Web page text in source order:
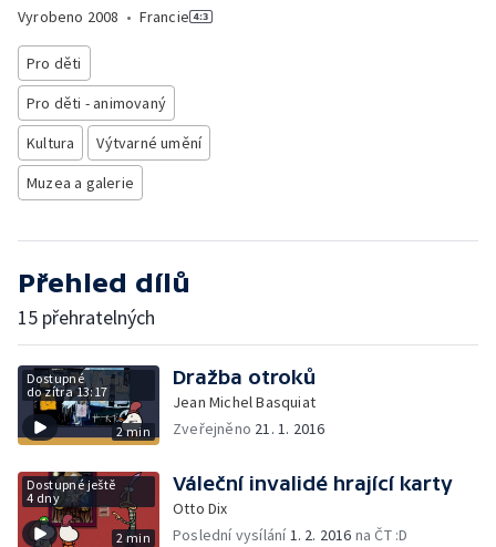
Vyrobeno 2008 • Francie
Pro děti
Pro děti - animovaný
Kultura
Výtvarné umění
Muzea a galerie
Přehled dílů
15 přehratelných
Dostupné
do zítra 13:17
2 min
Dražba otroků
Jean Michel Basquiat
Zveřejněno 21. 1. 2016
Dostupné ještě
4 dny
2 min
Váleční invalidé hrající karty
Otto Dix
Poslední vysílání1. 2. 2016 na ČT :D